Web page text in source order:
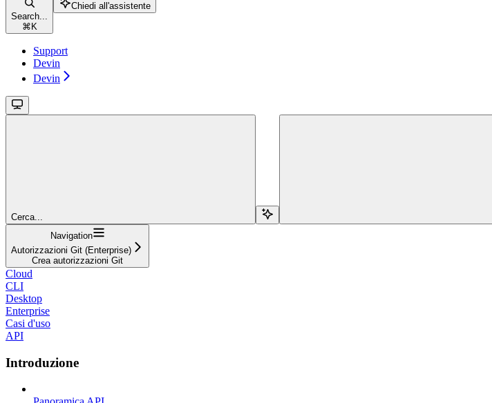
Search...
⌘ K
Chiedi all'assistente
Support
Devin
Devin
Cerca...
Navigation
Autorizzazioni Git (Enterprise)
Crea autorizzazioni Git
Cloud
CLI
Desktop
Enterprise
Casi d'uso
API
Introduzione